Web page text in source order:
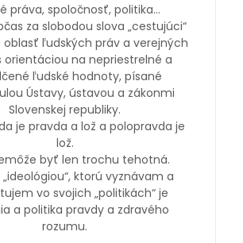
práva, spoločnosť, politika…
za slobodou slova „cestujúci“
oblasť ľudských práv a verejných
orientáciou na nepriestrelné a
ľudské hodnoty, písané
Ústavy, ústavou a zákonmi
Slovenskej republiky.
je pravda a lož a polopravda je
lož.
byť len trochu tehotná.
ktorú vyznávam a
vo svojich „politikách“ je
a politika pravdy a zdravého
rozumu.